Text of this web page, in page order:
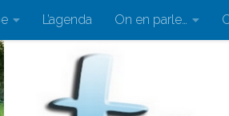
L’agenda On en parle…